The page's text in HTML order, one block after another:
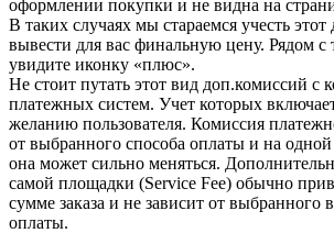
оформлении покупки и не видна на
В таких случаях мы стараемся учесть этот
вывести для вас финальную цену. Рядом
увидите иконку «плюс».
Не стоит путать этот вид доп.комиссий с
платежных систем. Учет которых
желанию пользователя. Комиссия
от выбранного способа оплаты и на
она может сильно меняться.
самой площадки (Service Fee) обычно
сумме заказа и не зависит от выбранного
оплаты.